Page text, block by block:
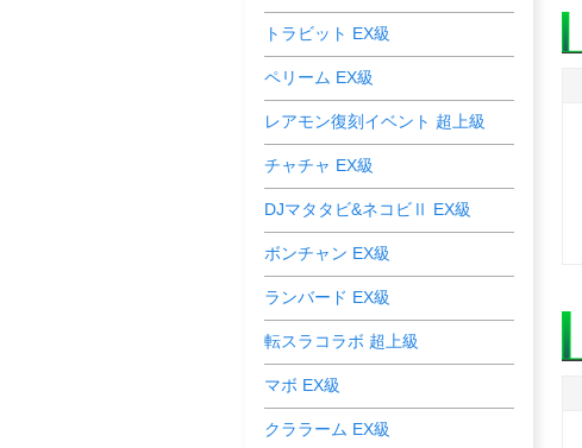
トラビット EX級
ペリーム EX級
レアモン復刻イベント 超上級
チャチャ EX級
DJマタタビ&ネコビⅡ EX級
ボンチャン EX級
ランバード EX級
転スラコラボ 超上級
マボ EX級
クララーム EX級